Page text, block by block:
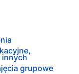
innych
grupowe